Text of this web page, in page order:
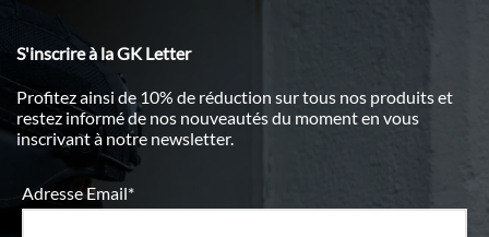
S'inscrire à la GK Letter
Profitez ainsi de 10% de réduction sur tous nos produits et
restez informé de nos nouveautés du moment en vous
inscrivant à notre newsletter.
Adresse Email*